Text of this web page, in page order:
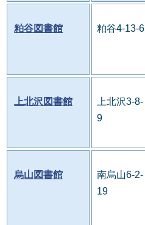
粕谷図書館 粕谷4-13-6
上北沢図書館
上北沢3-8-
9
烏山図書館
南烏山6-2-
19